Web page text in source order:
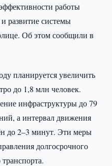
работы
развитие системы
Об этом сообщили в
планируется увеличить
до 1,8 млн человек.
инфраструктуры до 79
а интервал движения
до 2–3 минут. Эти меры
долгосрочного